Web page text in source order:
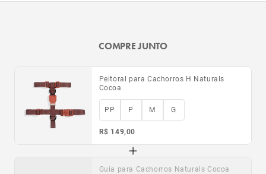
COMPRE JUNTO
Peitoral para Cachorros H Naturals
Cocoa
PP P M G
R$ 149,00
Guia para Cachorros Naturals Cocoa